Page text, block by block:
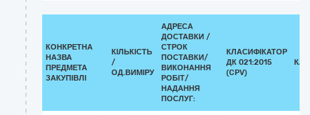
КОНКРЕТНА
НАЗВА
ПРЕДМЕТА
ЗАКУПІВЛІ
КІЛЬКІСТЬ
/
ОД.ВИМІРУ
АДРЕСА
ДОСТАВКИ /
СТРОК
ПОСТАВКИ/
ВИКОНАННЯ
РОБІТ/
НАДАННЯ
ПОСЛУГ:
КЛАСИФІКАТОР
ДК 021:2015
(CPV)